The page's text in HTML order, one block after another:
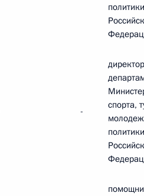
политики
-
спорта,
политики